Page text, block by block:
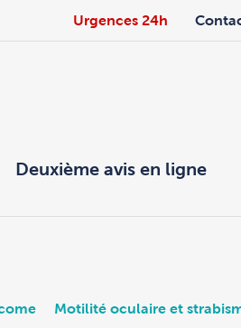
Urgences 24h
Deuxième avis en ligne
Motilité oculaire et